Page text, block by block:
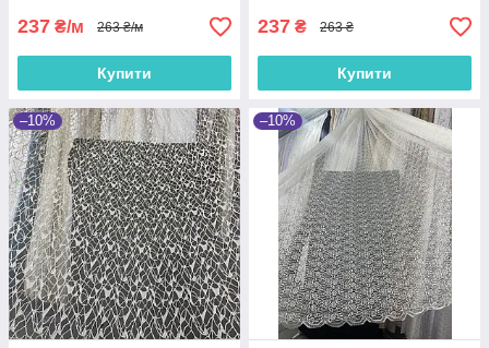
237 ₴/м 263 ₴/м
Купити
237 ₴ 263 ₴
Купити
–10% –10%